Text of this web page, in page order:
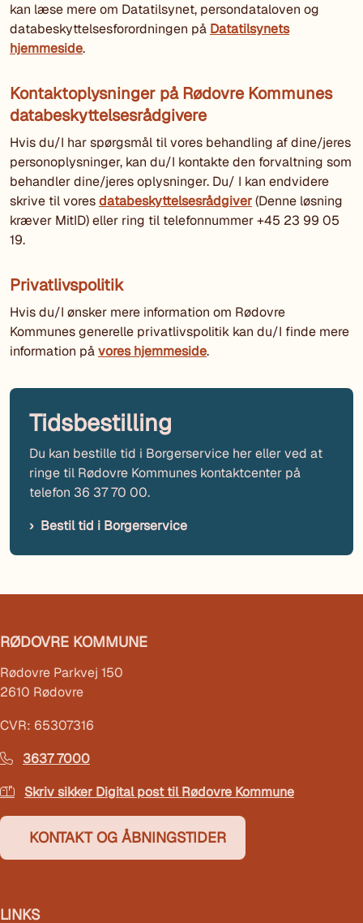
kan læse mere om Datatilsynet, persondataloven og
databeskyttelsesforordningen på Datatilsynets
hjemmeside.
Kontaktoplysninger på Rødovre Kommunes
databeskyttelsesrådgivere
Hvis du/I har spørgsmål til vores behandling af dine/jeres
personoplysninger, kan du/I kontakte den forvaltning som
behandler dine/jeres oplysninger. Du/ I kan endvidere
skrive til voresdatabeskyttelsesrådgiver(Denne løsning
kræver MitID) eller ring til telefonnummer +45 23 99 05
19.
Privatlivspolitik
Hvis du/I ønsker mere information om Rødovre
Kommunes generelle privatlivspolitik kan du/I finde mere
information påvores hjemmeside.
Tidsbestilling
Du kan bestille tid i Borgerservice her eller ved at
ringe til Rødovre Kommunes kontaktcenter på
telefon 36 37 70 00.
Bestil tid i Borgerservice
RØDOVRE KOMMUNE
Rødovre Parkvej 150
2610 Rødovre
CVR: 65307316
3637 7000
Skriv sikker Digital post til Rødovre Kommune
KONTAKT OG ÅBNINGSTIDER
LINKS